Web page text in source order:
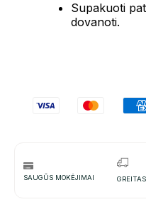
Supakuoti
dovanoti.
SAUGŪS MOKĖJIMAI